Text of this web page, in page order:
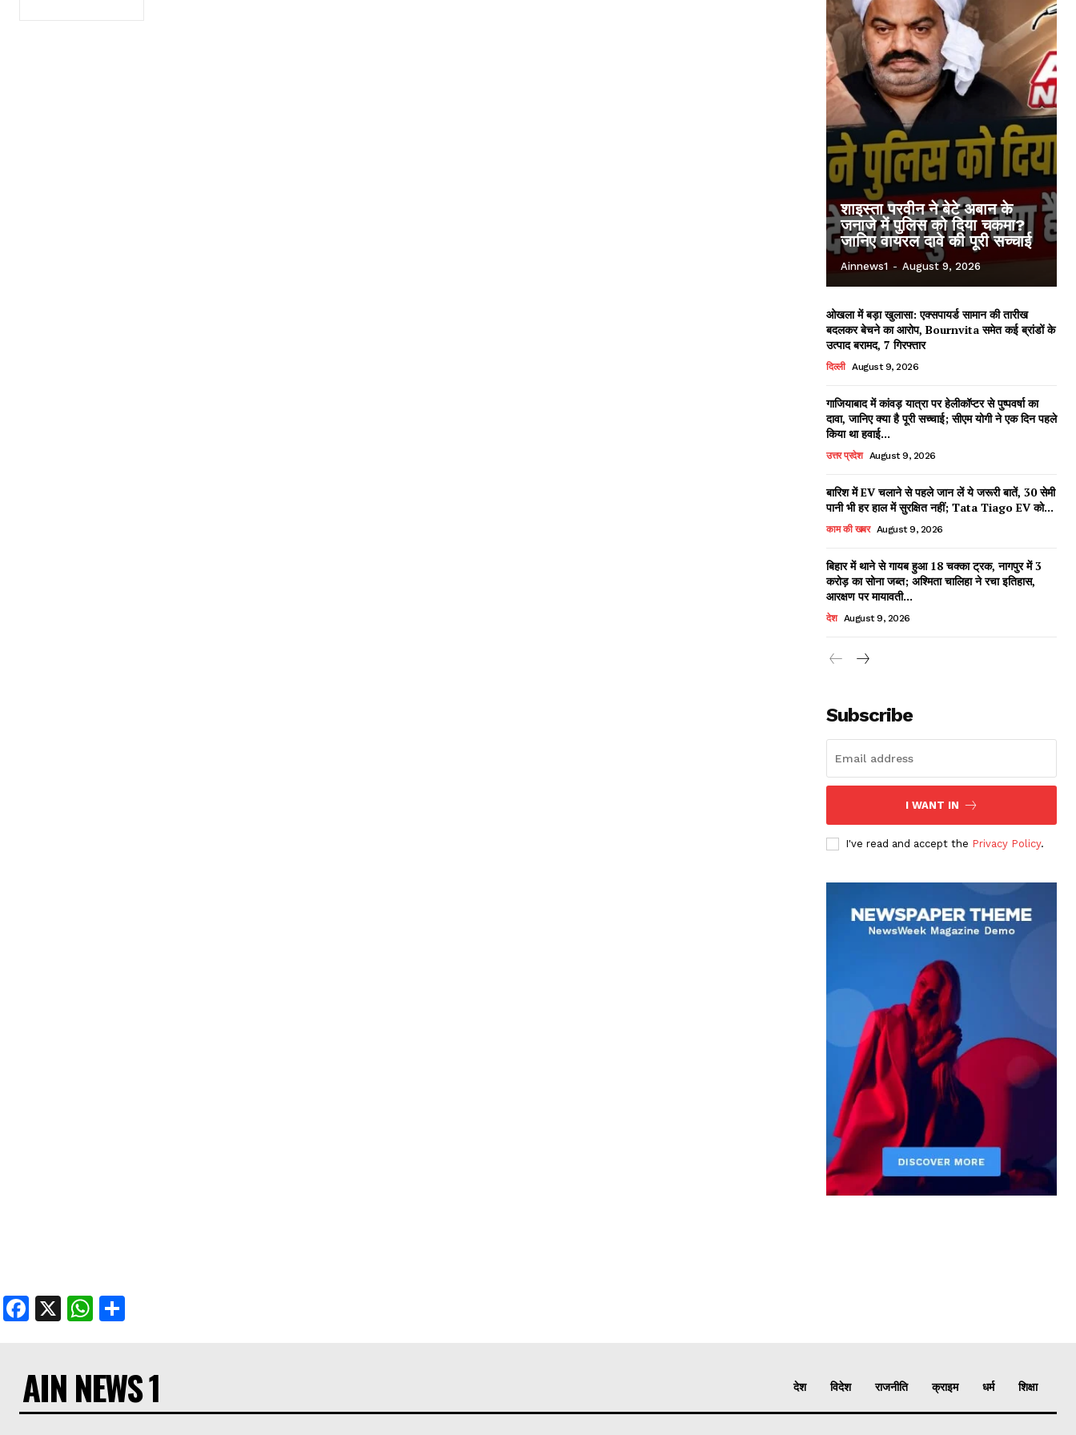
शाइस्ता परवीन ने बेटे अबान के
जनाजे में पुलिस को दिया चकमा?
जानिए वायरल दावे की पूरी सच्चाई
Ainnews1 - August 9, 2026
ओखला में बड़ा खुलासा: एक्सपायर्ड सामान की तारीख
बदलकर बेचने का आरोप, Bournvita समेत कई ब्रांडों के
उत्पाद बरामद, 7 गिरफ्तार
दिल्ली August 9, 2026
गाजियाबाद में कांवड़ यात्रा पर हेलीकॉप्टर से पुष्पवर्षा का
दावा, जानिए क्या है पूरी सच्चाई; सीएम योगी ने एक दिन पहले
किया था हवाई...
उत्तर प्रदेश August 9, 2026
बारिश में EV चलाने से पहले जान लें ये जरूरी बातें, 30 सेमी
पानी भी हर हाल में सुरक्षित नहीं; Tata Tiago EV को...
काम की खबर August 9, 2026
बिहार में थाने से गायब हुआ 18 चक्का ट्रक, नागपुर में 3
करोड़ का सोना जब्त; अश्मिता चालिहा ने रचा इतिहास,
आरक्षण पर मायावती...
देश August 9, 2026
Subscribe
I WANT IN
I've read and accept the Privacy Policy.
Facebook
X WhatsApp
AIN NEWS 1 देश विदेश राजनीति क्राइम धर्म शिक्षा